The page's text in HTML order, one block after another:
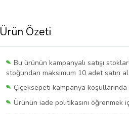
Ürün Özeti
Bu ürünün kampanyalı satışı
stoğundan maksimum 10 adet satın
Çiçeksepeti kampanya
Ürünün iade politikasını öğrenmek